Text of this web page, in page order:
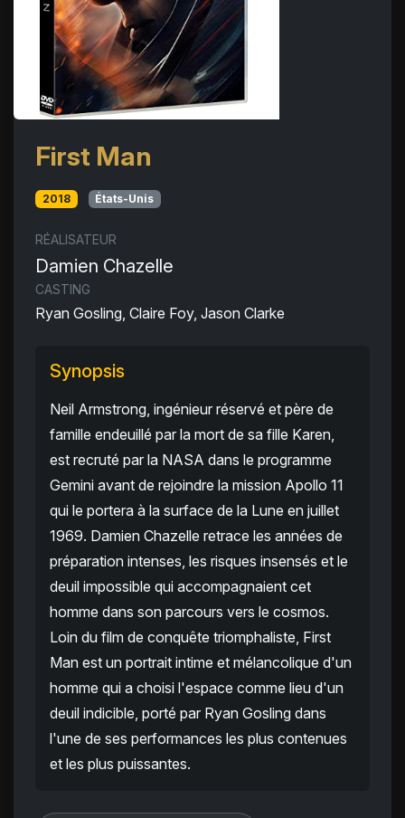
First Man
2018 États-Unis
RÉALISATEUR
Damien Chazelle
CASTING
Ryan Gosling, Claire Foy, Jason Clarke
Synopsis
Neil Armstrong, ingénieur réservé et père de
famille endeuillé par la mort de sa fille Karen,
est recruté par la NASA dans le programme
Gemini avant de rejoindre la mission Apollo 11
qui le portera à la surface de la Lune en juillet
1969. Damien Chazelle retrace les années de
préparation intenses, les risques insensés et le
deuil impossible qui accompagnaient cet
homme dans son parcours vers le cosmos.
Loin du film de conquête triomphaliste, First
Man est un portrait intime et mélancolique d'un
homme qui a choisi l'espace comme lieu d'un
deuil indicible, porté par Ryan Gosling dans
l'une de ses performances les plus contenues
et les plus puissantes.